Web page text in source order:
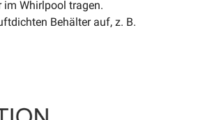
im Whirlpool tragen.
Behälter auf, z. B.